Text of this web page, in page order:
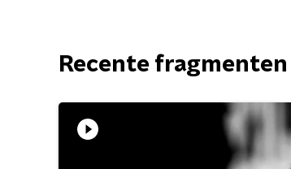
Recente fragmenten